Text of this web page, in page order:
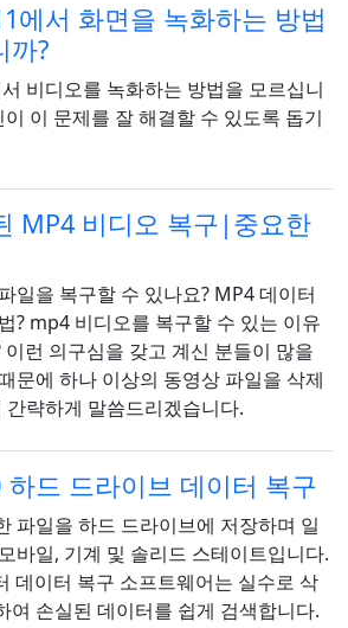
에서 화면을 녹화하는 방법
까?
비디오를 녹화하는 방법을 모르십니
이 문제를 잘 해결할 수 있도록 돕기
MP4 비디오 복구|중요한
일을 복구할 수 있나요? MP4 데이터
? mp4 비디오를 복구할 수 있는 이유
이런 의구심을 갖고 계신 분들이 많을
문에 하나 이상의 동영상 파일을 삭제
간략하게 말씀드리겠습니다.
하드 드라이브 데이터 복구
파일을 하드 드라이브에 저장하며 일
바일, 기계 및 솔리드 스테이트입니다.
데이터 복구 소프트웨어는 실수로 삭
여 손실된 데이터를 쉽게 검색합니다.